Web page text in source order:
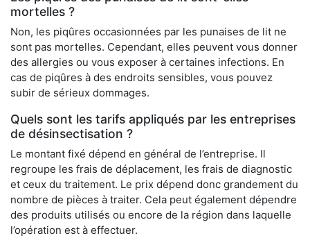
mortelles ?
Non, les piqûres occasionnées par les punaises de lit ne
sont pas mortelles. Cependant, elles peuvent vous donner
des allergies ou vous exposer à certaines infections. En
cas de piqûres à des endroits sensibles, vous pouvez
subir de sérieux dommages.
Quels sont les tarifs appliqués par les entreprises
de désinsectisation ?
Le montant fixé dépend en général de l’entreprise. Il
regroupe les frais de déplacement, les frais de diagnostic
et ceux du traitement. Le prix dépend donc grandement du
nombre de pièces à traiter. Cela peut également dépendre
des produits utilisés ou encore de la région dans laquelle
l’opération est à effectuer.